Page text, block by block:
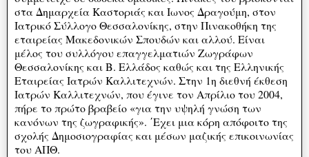
στα Δημαρχεία Καστοριάς και Ιωνος Δραγούμη, στον
Ιατρικό Σύλλογο Θεσσαλονίκης, στην Πινακοθήκη της
εταιρείας Μακεδονικών Σπουδών και αλλού. Είναι
μέλος του συλλόγου επαγγελματιών Ζωγράφων
Θεσσαλονίκης και Β. Ελλάδος καθώς και της Ελληνικής
Εταιρείας Ιατρών Καλλιτεχνών. Στην 1η διεθνή έκθεση
Ιατρών Καλλιτεχνών, που έγινε τον Απρίλιο του 2004,
πήρε το πρώτο βραβείο «για την υψηλή γνώση των
κανόνων της ζωγραφικής». ΄Εχει μια κόρη απόφοιτο της
σχολής Δημοσιογραφίας και μέσων μαζικής επικοινωνίας
του ΑΠΘ.